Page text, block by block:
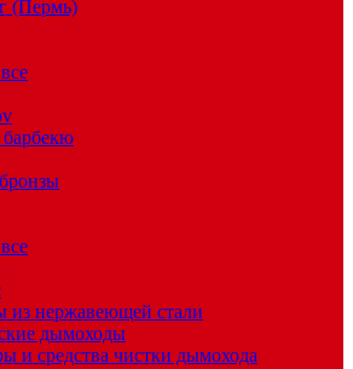
(Пермь)
из нержавеющей стали
дымоходы
и средства чистки дымохода